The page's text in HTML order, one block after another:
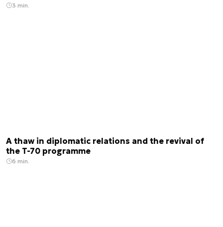
3 min.
A thaw in diplomatic relations and the revival of
the T-70 programme
6 min.